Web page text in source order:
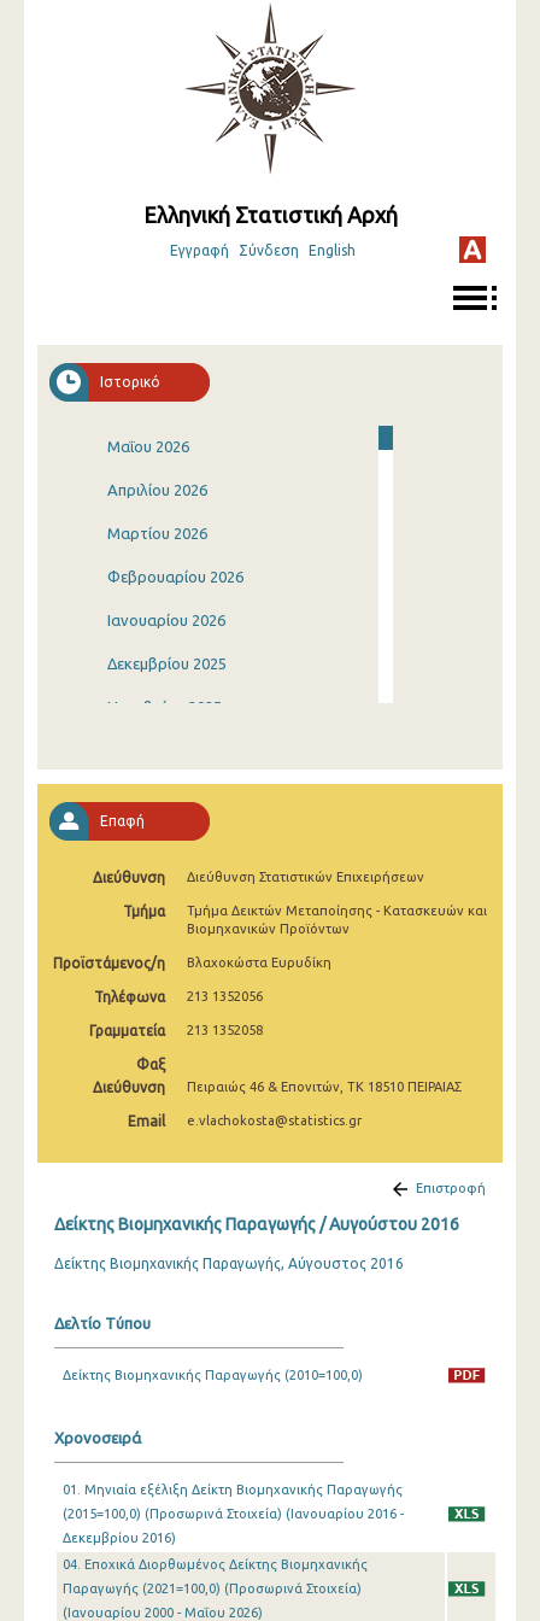
Ελληνική Στατιστική Αρχή
Εγγραφή Σύνδεση English
Ιστορικό
Μαΐου 2026
Απριλίου 2026
Μαρτίου 2026
Φεβρουαρίου 2026
Ιανουαρίου 2026
Δεκεμβρίου 2025
Νοεμβρίου 2025
Αυγούστου 2025
Ιουλίου 2025
Ιουνίου 2025
Μαΐου 2025
Μαρτίου 2025
Φεβρουαρίου 2025
Νοεμβρίου 2024
Οκτωβρίου 2024
Σεπτεμβρίου 2024
Ιουνίου 2024
Μαΐου 2024
Απριλίου 2024
Μαρτίου 2024
Επαφή
Διεύθυνση Διεύθυνση Στατιστικών Επιχειρήσεων
Τμήμα
Τμήμα Δεικτών Μεταποίησης - Κατασκευών και
Βιομηχανικών Προϊόντων
Προϊστάμενος/η Βλαχοκώστα Ευρυδίκη
Τηλέφωνα 213 1352056
Γραμματεία 213 1352058
Φαξ
Διεύθυνση
Πειραιώς 46 & Επονιτών, ΤΚ 18510 ΠΕΙΡΑΙΑΣ
Email e.vlachokosta@statistics.gr
Επιστροφή
Δείκτης Βιομηχανικής Παραγωγής / Αυγούστου 2016
Δείκτης Βιομηχανικής Παραγωγής, Αύγουστος 2016
Δελτίο Τύπου
Δείκτης Βιομηχανικής Παραγωγής (2010=100,0)
Χρονοσειρά
01. Μηνιαία εξέλιξη Δείκτη Βιομηχανικής Παραγωγής
(2015=100,0) (Προσωρινά Στοιχεία) (Ιανουαρίου 2016 -
Δεκεμβρίου 2016)
04. Εποχικά Διορθωμένος Δείκτης Βιομηχανικής
Παραγωγής (2021=100,0) (Προσωρινά Στοιχεία)
(Ιανουαρίου 2000 - Μαΐου 2026)